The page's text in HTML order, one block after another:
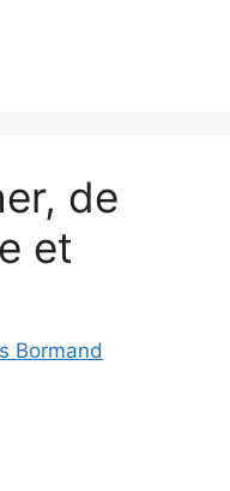
de
et
Bormand